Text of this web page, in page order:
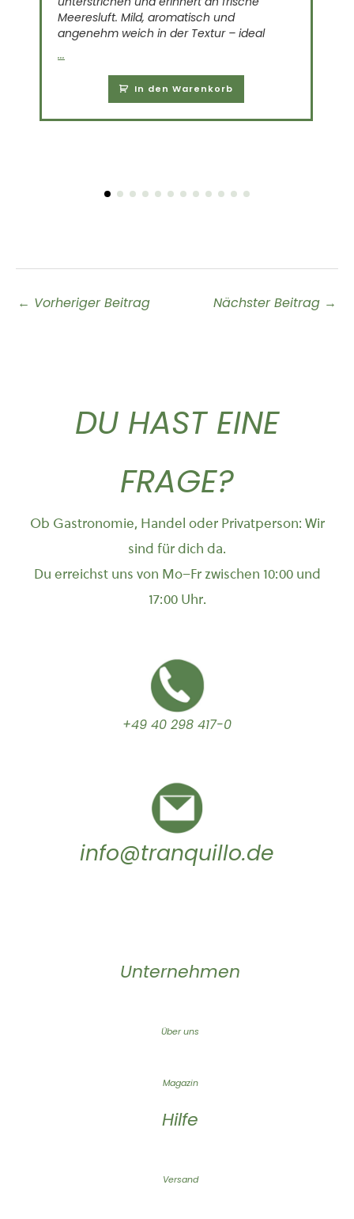
Meeresluft. Mild, aromatisch und
angenehm weich in der Textur – ideal
...
In den Warenkorb
← Vorheriger Beitrag Nächster Beitrag →
DU HAST EINE
FRAGE?
Ob Gastronomie, Handel oder Privatperson: Wir
sind für dich da.
Du erreichst uns von Mo–Fr zwischen 10:00 und
17:00 Uhr.
+49 40 298 417-0
info@tranquillo.de
Unternehmen
Über uns
Magazin
Hilfe
Versand